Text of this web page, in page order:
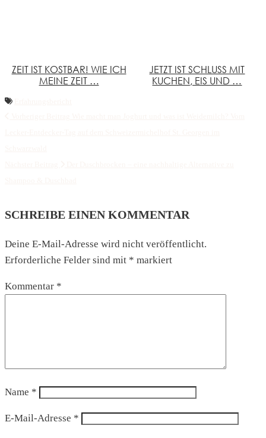
ZEIT IST KOSTBAR! WIE ICH
MEINE ZEIT …
JETZT IST SCHLUSS MIT
KUCHEN, EIS UND …
SCHREIBE EINEN KOMMENTAR
Deine E-Mail-Adresse wird nicht veröffentlicht.
Erforderliche Felder sind mit * markiert
Kommentar *
Name *
E-Mail-Adresse *